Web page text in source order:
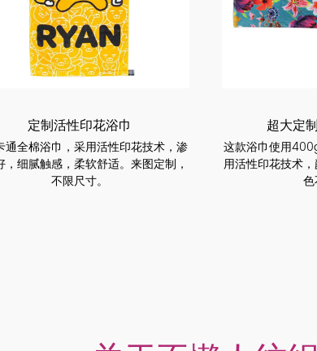
定制活性印花浴巾
通全棉浴巾，采用活性印花技术，渗
，细腻触感，柔软舒适。来图定制，
不限尺寸。
超大定
这款浴巾使用
用活性印花技术
色